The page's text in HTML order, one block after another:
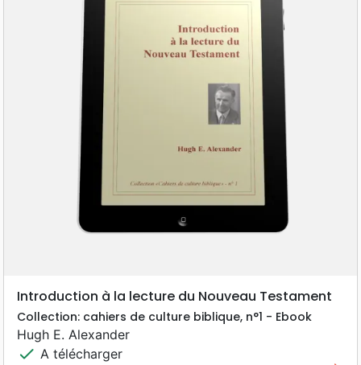
Introduction à la lecture du Nouveau Testament
Collection: cahiers de culture biblique, n°1 - Ebook
Hugh E. Alexander
check A télécharger